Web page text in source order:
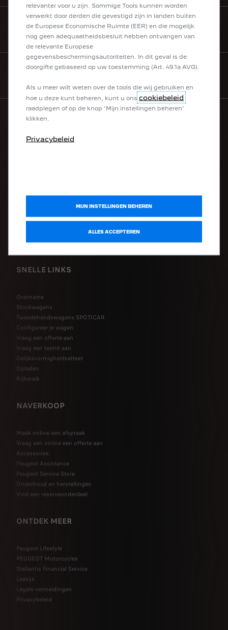
HULP NODIG
ONS GAMMA
Bedrijfsvoertuigen
Bedrijfswagens
SNELLE LINKS
Overname
Stockwagens
Tweedehandswagens SPOTICAR
Configureer je wagen
Vraag een offerte aan
Vraag een testrit aan
Gelijksvormigheidsattest
Opladen
Rijbereik
NAVERKOOP
Maak online een afspraak
Vraag een online een offerte aan
Accessoires
Peugeot Assistance
Peugeot Service Store
Onderhoud en herstellingen
Vind een reserveonderdeel
ONTDEK MEER
Peugeot Lifestyle
PEUGEOT Motorcycles
Stellantis Financial Service
Leasys
Legale vermeldingen
Privacybeleid
relevanter voor u zijn. Sommige Tools kunnen worden
verwerkt door derden die gevestigd zijn in landen buiten
de Europese Economische Ruimte (EER) en die mogelijk
nog geen adequaatheidsbesluit hebben ontvangen van
de relevante Europese
gegevensbeschermingsautoriteiten. In dit geval is de
doorgifte gebaseerd op uw toestemming (Art. 49.1a AVG).
Als u meer wilt weten over de tools die wij gebruiken en
hoe u deze kunt beheren, kunt u ons cookiebeleid
raadplegen of op de knop ‘Mijn instellingen beheren’
klikken.
Privacybeleid
MIJN INSTELLINGEN BEHEREN
ALLES ACCEPTEREN